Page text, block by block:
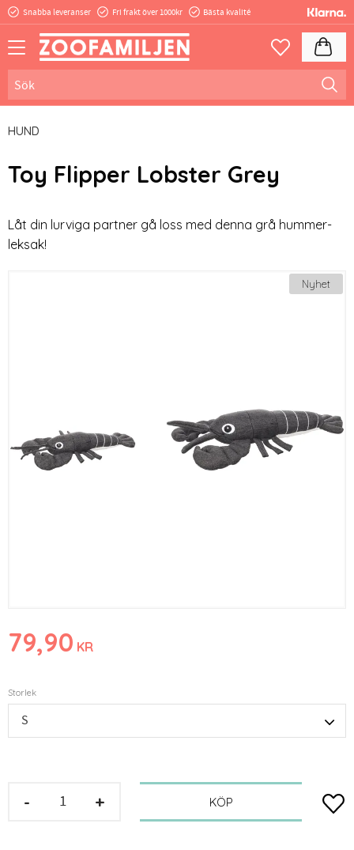
Snabba leveranser Fri frakt över 1000kr Bästa kvalité
Favoriter
HUND
Toy Flipper Lobster Grey
Låt din lurviga partner gå loss med denna grå hummer-
leksak!
Nyhet
79,90 KR
Storlek
+
- KÖP